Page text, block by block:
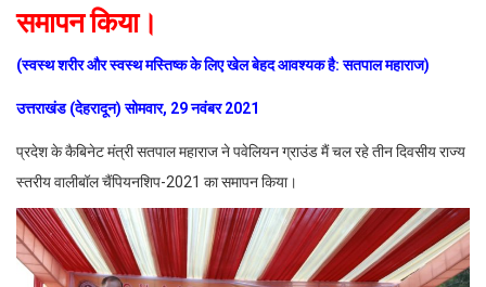
समापन किया।
(स्वस्थ शरीर और स्वस्थ मस्तिष्क के लिए खेल बेहद आवश्यक है: सतपाल महाराज)
उत्तराखंड (देहरादून) सोमवार, 29 नवंबर 2021
प्रदेश के कैबिनेट मंत्री सतपाल महाराज ने पवेलियन ग्राउंड मैं चल रहे तीन दिवसीय राज्य
स्तरीय वालीबॉल चैंपियनशिप-2021 का समापन किया।